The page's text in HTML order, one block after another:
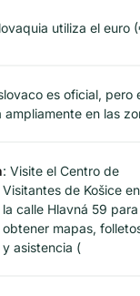
utiliza el euro
es oficial, pero
ampliamente en las
: Visite el Centro de
Visitantes de Košice en
la calle Hlavná 59 para
obtener mapas,
y asistencia (